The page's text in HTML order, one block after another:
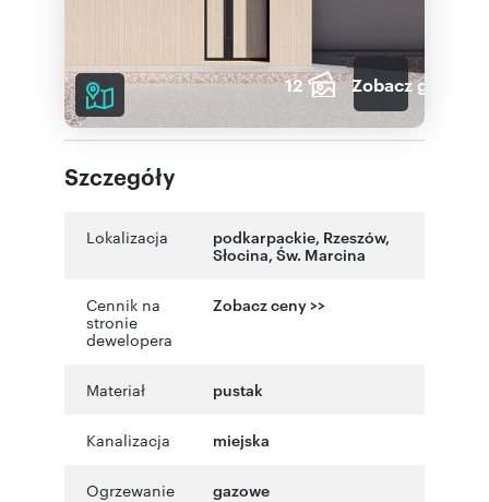
12 Zobacz galerię
Szczegóły
Lokalizacja podkarpackie, Rzeszów,
Słocina, Św. Marcina
Cennik na
stronie
dewelopera
Zobacz ceny >>
Materiał pustak
Kanalizacja miejska
Ogrzewanie gazowe